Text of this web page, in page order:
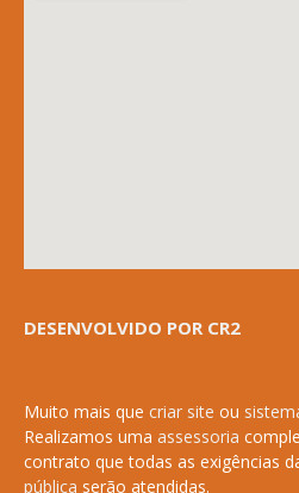
DESENVOLVIDO POR CR2
Muito mais que criar site ou
Realizamos uma assessoria
contrato que todas as exigências
pública serão atendidas.